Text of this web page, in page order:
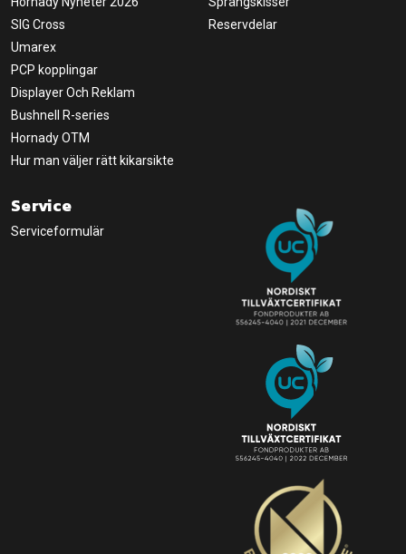
SIG Cross
Umarex
PCP kopplingar
Displayer Och Reklam
Bushnell R-series
Hornady OTM
Hur man väljer rätt kikarsikte
Reservdelar
Service
Serviceformulär